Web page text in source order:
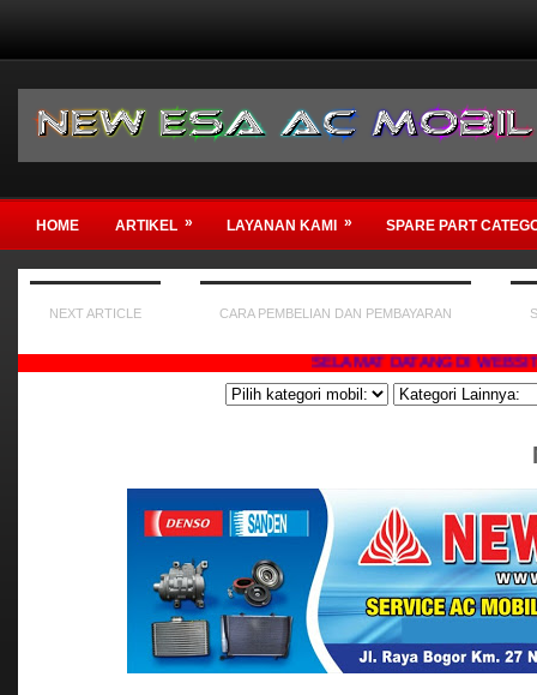
HOME ARTIKEL » LAYANAN KAMI » SPARE PART
NEXT ARTICLE CARA PEMBELIAN DAN PEMBAYARAN
SELAMAT DATANG DI WEBSITE KAMI